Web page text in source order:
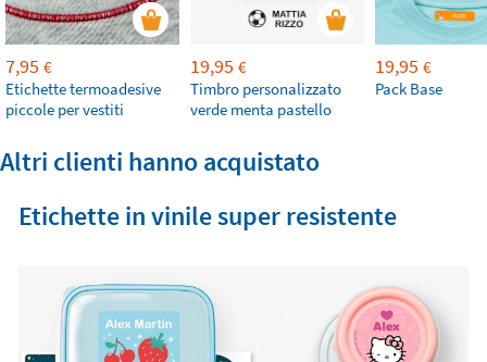
7,95 €
Etichette termoadesive
piccole per vestiti
19,95 €
Timbro personalizzato
verde menta pastello
19,95 €
Pack Base
Altri clienti hanno acquistato
Etichette in vinile super resistente